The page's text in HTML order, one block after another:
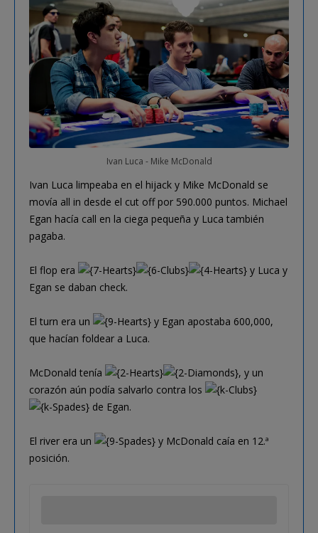
Ivan Luca - Mike McDonald
Ivan Luca limpeaba en el hijack y Mike McDonald se
movía all in desde el cut off por 590.000 puntos. Michael
Egan hacía call en la ciega pequeña y Luca también
pagaba.
El flop era
y Luca y
Egan se daban check.
El turn era un
y Egan apostaba 600,000,
que hacían foldear a Luca.
McDonald tenía
, y un
corazón aún podía salvarlo contra los
de Egan.
El river era un
y McDonald caía en 12.ª
posición.